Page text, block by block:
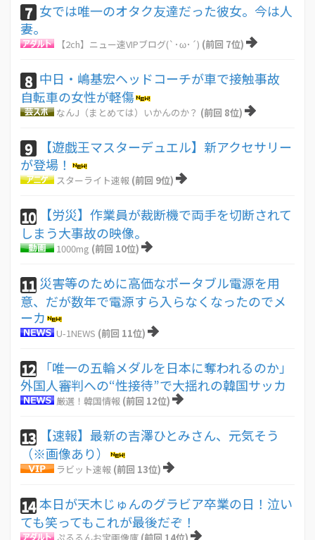
7 女では唯一のオタク友達だった彼女。今は人
妻。
【2ch】ニュー速VIPブログ(`･ω･´) (前回 7位)
8 中日・嶋基宏ヘッドコーチが車で接触事故
自転車の女性が軽傷
なんJ（まとめては）いかんのか？ (前回 8位)
9
【遊戯王マスターデュエル】新アクセサリー
が登場！
スターライト速報 (前回 9位)
10
【労災】作業員が裁断機で両手を切断されて
しまう大事故の映像。
1000mg (前回 10位)
11 災害等のために高価なポータブル電源を用
意、だが数年で電源すら入らなくなったのでメ
ーカ
U-1NEWS (前回 11位)
12
「唯一の五輪メダルを日本に奪われるのか」
外国人審判への“性接待”で大揺れの韓国サッカ
厳選！韓国情報 (前回 12位)
13
【速報】最新の吉澤ひとみさん、元気そう
（※画像あり）
ラビット速報 (前回 13位)
14本日が天木じゅんのグラビア卒業の日！泣い
ても笑ってもこれが最後だぞ！
ぷるるんお宝画像庫 (前回 14位)